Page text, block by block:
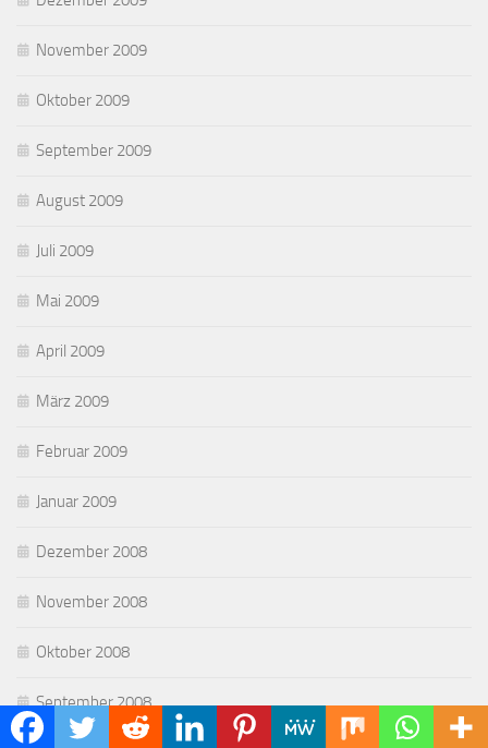
November 2009
Oktober 2009
September 2009
August 2009
Juli 2009
Mai 2009
April 2009
März 2009
Februar 2009
Januar 2009
Dezember 2008
November 2008
Oktober 2008
September 2008